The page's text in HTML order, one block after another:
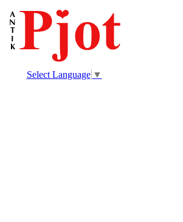
Select Language ▼